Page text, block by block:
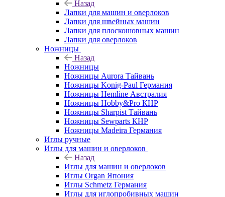
Назад
Лапки для машин и оверлоков
Лапки для швейных машин
Лапки для плоскошовных машин
Лапки для оверлоков
Ножницы
Назад
Ножницы
Ножницы Aurora Тайвань
Ножницы Konig-Paul Германия
Ножницы Hemline Австралия
Ножницы Hobby&Pro КНР
Ножницы Sharpist Тайвань
Ножницы Sewparts КНР
Ножницы Madeira Германия
Иглы ручные
Иглы для машин и оверлоков
Назад
Иглы для машин и оверлоков
Иглы Organ Япония
Иглы Schmetz Германия
Иглы для иглопробивных машин